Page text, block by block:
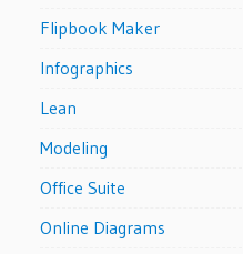
Flipbook Maker
Infographics
Lean
Modeling
Office Suite
Online Diagrams